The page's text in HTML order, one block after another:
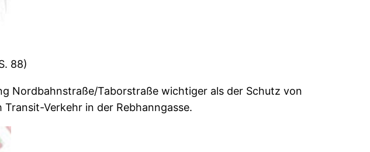
88)
Nordbahnstraße/Taborstraße wichtiger als der Schutz von
Verkehr in der Rebhanngasse.